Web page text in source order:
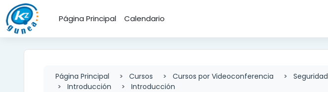
Salta al contenido principal
Página Principal
Calendario
Página Principal Cursos Cursos por Videoconferencia Seguridad
Introducción
Introducción